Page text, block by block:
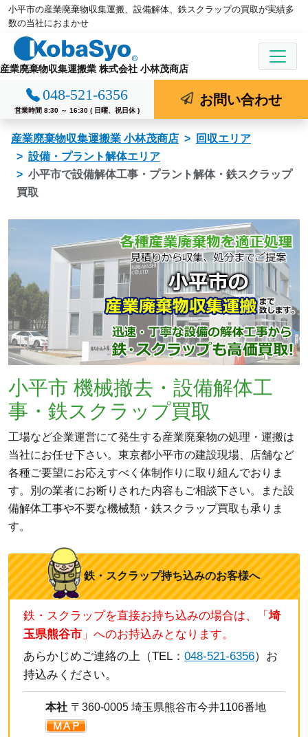
コ
ン
ン
小平市の産業廃棄物収集運搬、設備解体、鉄スクラップの買取が実績多
数の当社におまかせ
産業廃棄物収集運搬業 株式会社 小林茂商店
048-521-6356
営業時間 8:30 ～ 16:30 ( 日曜、祝日休 )
お問い合わせ
産業廃棄物収集運搬業 小林茂商店
回収エリア
設備・プラント解体エリア
小平市で設備解体工事・プラント解体・鉄スクラップ
買取
小平市 機械撤去・設備解体工
事・鉄スクラップ買取
工場など企業運営にて発生する産業廃棄物の処理・運搬は
当社にお任せ下さい。東京都小平市の建設現場、店舗など
各種ご要望にお応えすべく体制作りに取り組んでおりま
す。別の業者にお断りされた内容もご相談下さい。また設
備解体工事や不要な機械類・鉄スクラップ買取も承りま
す。
鉄・スクラップ持ち込みのお客様へ
鉄・スクラップを直接お持ち込みの場合は、「 埼
玉県熊谷市 」へのお持込みとなります。
あらかじめご連絡の上（TEL： 048-521-6356）お
持込みください。
本社 〒360-0005 埼玉県熊谷市今井1106番地